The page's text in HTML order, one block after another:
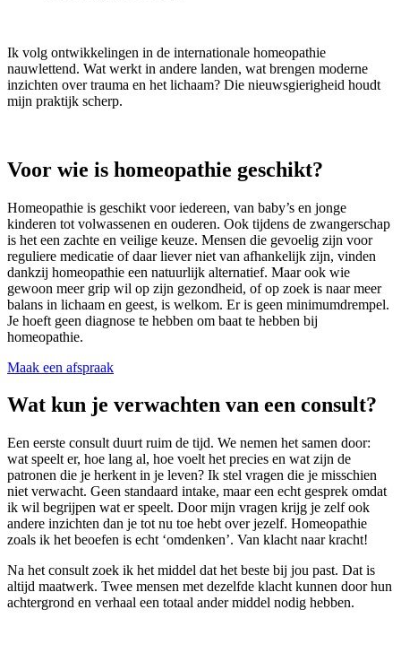
Ik volg ontwikkelingen in de internationale homeopathie
nauwlettend. Wat werkt in andere landen, wat brengen moderne
inzichten over trauma en het lichaam? Die nieuwsgierigheid houdt
mijn praktijk scherp.
Voor wie is homeopathie geschikt?
Homeopathie is geschikt voor iedereen, van baby’s en jonge
kinderen tot volwassenen en ouderen. Ook tijdens de zwangerschap
is het een zachte en veilige keuze. Mensen die gevoelig zijn voor
reguliere medicatie of daar liever niet van afhankelijk zijn, vinden
dankzij homeopathie een natuurlijk alternatief. Maar ook wie
gewoon meer grip wil op zijn gezondheid, of op zoek is naar meer
balans in lichaam en geest, is welkom. Er is geen minimumdrempel.
Je hoeft geen diagnose te hebben om baat te hebben bij
homeopathie.
Maak een afspraak
Wat kun je verwachten van een consult?
Een eerste consult duurt ruim de tijd. We nemen het samen door:
wat speelt er, hoe lang al, hoe voelt het precies en wat zijn de
patronen die je herkent in je leven? Ik stel vragen die je misschien
niet verwacht. Geen standaard intake, maar een echt gesprek omdat
ik wil begrijpen wat er speelt. Door mijn vragen krijg je zelf ook
andere inzichten dan je tot nu toe hebt over jezelf. Homeopathie
zoals ik het beoefen is echt ‘omdenken’. Van klacht naar kracht!
Na het consult zoek ik het middel dat het beste bij jou past. Dat is
altijd maatwerk. Twee mensen met dezelfde klacht kunnen door hun
achtergrond en verhaal een totaal ander middel nodig hebben.